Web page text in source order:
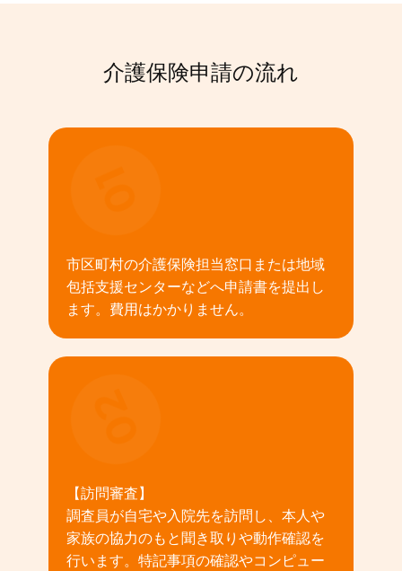
介護保険申請の流れ
市区町村の介護保険担当窓口または地域
包括支援センターなどへ申請書を提出し
ます。費用はかかりません。
【訪問審査】
調査員が自宅や入院先を訪問し、本人や
家族の協力のもと聞き取りや動作確認を
行います。特記事項の確認やコンピュー